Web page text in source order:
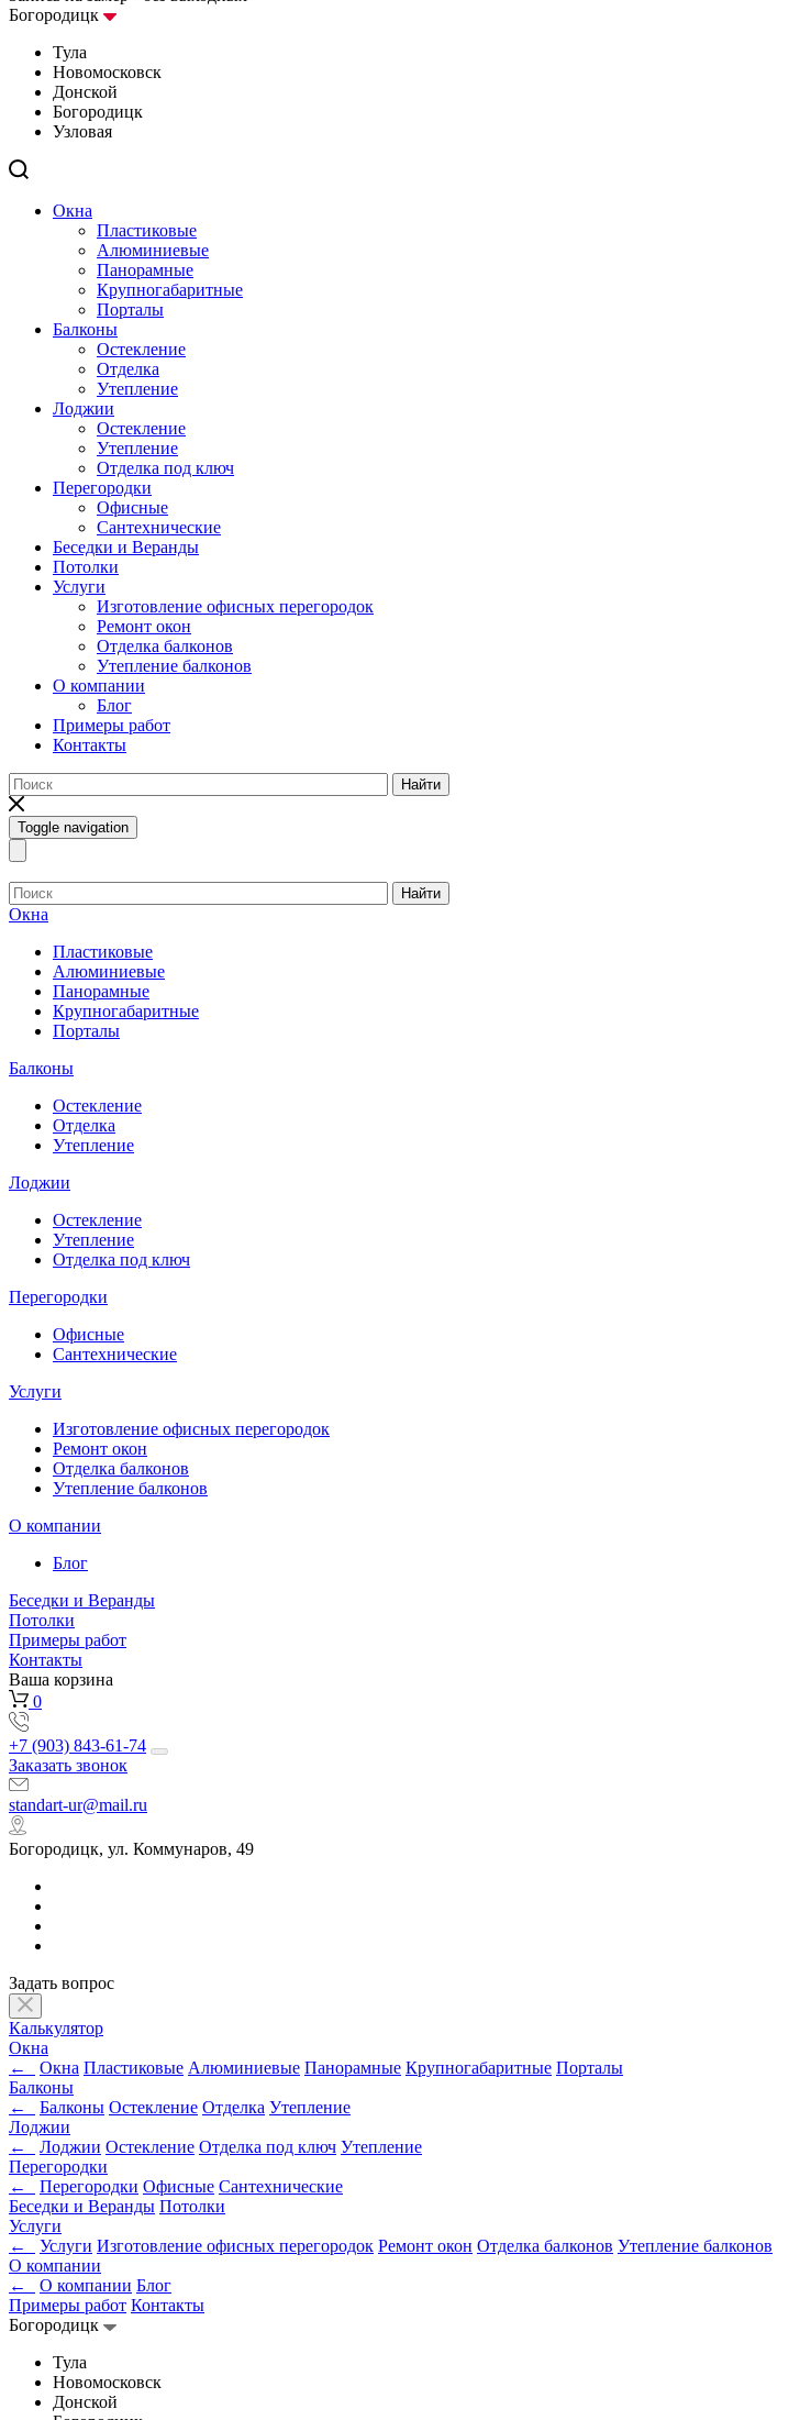
Богородицк
Тула
Новомосковск
Донской
Богородицк
Узловая
Окна
Пластиковые
Алюминиевые
Панорамные
Крупногабаритные
Порталы
Балконы
Остекление
Отделка
Утепление
Лоджии
Остекление
Утепление
Отделка под ключ
Перегородки
Офисные
Сантехнические
Беседки и Веранды
Потолки
Услуги
Изготовление офисных перегородок
Ремонт окон
Отделка балконов
Утепление балконов
О компании
Блог
Примеры работ
Контакты
Найти
Toggle navigation
Найти
Окна
Пластиковые
Алюминиевые
Панорамные
Крупногабаритные
Порталы
Балконы
Остекление
Отделка
Утепление
Лоджии
Остекление
Утепление
Отделка под ключ
Перегородки
Офисные
Сантехнические
Услуги
Изготовление офисных перегородок
Ремонт окон
Отделка балконов
Утепление балконов
О компании
Блог
Беседки и Веранды
Потолки
Примеры работ
Контакты
Ваша корзина
0
+7 (903) 843-61-74
Заказать звонок
standart-ur@mail.ru
Богородицк, ул. Коммунаров, 49
Задать вопрос
Калькулятор
Окна
←
Окна Пластиковые Алюминиевые Панорамные Крупногабаритные Порталы
Балконы
←
Балконы Остекление Отделка Утепление
Лоджии
←
Лоджии Остекление Отделка под ключ Утепление
Перегородки
←
Перегородки Офисные Сантехнические
Беседки и Веранды Потолки
Услуги
←
Услуги Изготовление офисных перегородок Ремонт окон Отделка балконов Утепление балконов
О компании
←
О компании Блог
Примеры работ Контакты
Богородицк
Тула
Новомосковск
Донской